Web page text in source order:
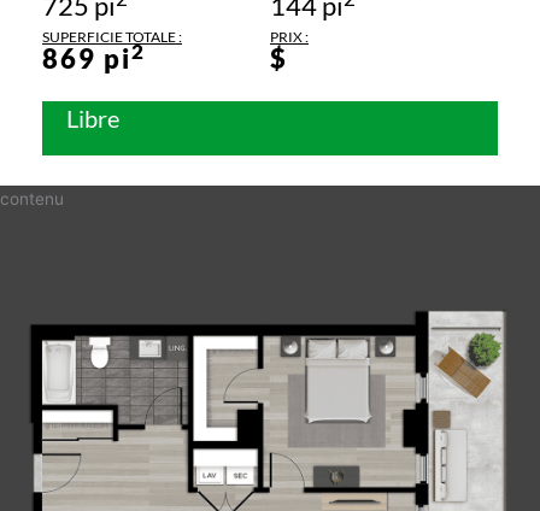
SUPERFICIE TOTALE :
869 pi2
PRIX :
$
Libre
contenu